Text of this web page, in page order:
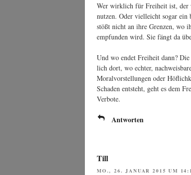
Wer wirk­lich für Frei­heit ist, der
nut­zen. Oder viel­leicht sogar ein
stößt nicht an ihre Gren­zen, wo
emp­fun­den wird. Sie fängt da
Und wo endet Frei­heit dann?
lich dort, wo ech­ter,
Moral­vor­stel­lun­gen oder
Scha­den ent­steht, geht es dem
Verbote.
Antworten
Till
MO., 26. JANUAR 2015 UM